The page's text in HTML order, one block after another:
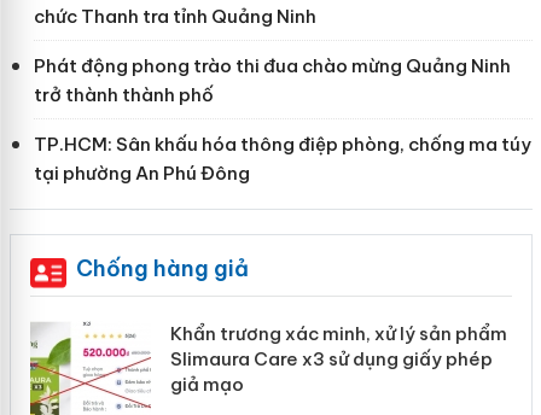
chức Thanh tra tỉnh Quảng Ninh
Phát động phong trào thi đua chào mừng Quảng Ninh
trở thành thành phố
TP.HCM: Sân khấu hóa thông điệp phòng, chống ma túy
tại phường An Phú Đông
Chống hàng giả
Khẩn trương xác minh, xử lý sản phẩm
Slimaura Care x3 sử dụng giấy phép
giả mạo